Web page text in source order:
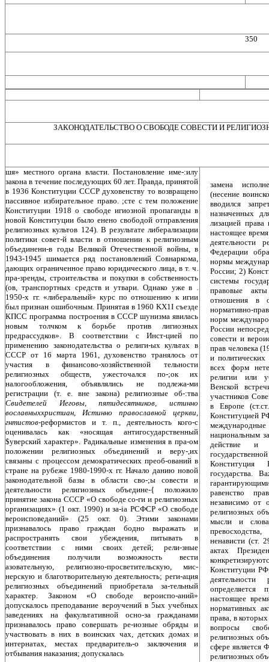
350
ЗАКОНОДАТЕЛЬСТВО О СВОБОДЕ СОВЕСТИ И
шя» местного органа власти. Постановление име-:илу
закона в течение последующих 60 лет. Правда, принятой
в 1936 Конституции СССР духовенству то возвращено
пассивное избирательное право. ;сте с тем положение
Конституции 1918 о свободе игиозной пропаганды в
новой Конституции было енено свободой отправления
религиозных культов 124). В результате либерализации
политики совет-й власти в отношении к религиозным
объединени-в годы Великой Отечественной войны, в
1943-1945 шимается ряд постановлений Совнаркома,
дающих ограниченное право юридического лица, в т. ч.
пра-зренды, строительства и покупки в собственность
(ов, транспортных средств и утвари. Однако уже в .
1950-х гг. «либеральный» курс по отношению к игии
был признан ошибочным. Принятая в 1960 KX1I съезде
КПСС программа построения в СССР шунизма явилась
новым толчком к борьбе против лигиозных
предрассудков». В соответствии с Инст-цией по
применению законодательства о религи-ых культах в
СССР от 16 марта 1961, духовенство транялось от
участия в финансово-хозяйственной тельности
религиозных обществ, ужесточался по-;ок их
налогообложения, объявлялись не подлежа-ми
регистрации (т. е. вне закона) религиозные об-:тва
Свидетелей Иеговы, пятидесятников, истинно
вославныххристиан, Истинно православной церкви,
гнтистов-реформистов и т. п., деятельность кого-с
оценивалась как «носящая антигосударственный
$уверский характер». Радикальные изменения в пра-ом
положении религиозных объединений и веру-,их
связаны с процессом демократических преоб-ований в
стране на рубеже 1980-1990-х гг. Начало данию новой
законодательной базы в области сво-;ы совести и
деятельности религиозных объедине-{ положило
принятие закона СССР «О свободе со-ги и религиозных
организациях» (1 окт. 1990) и за-ia РСФСР «О свободе
вероисповеданий» (25 окт. 0). Этими законами
признавалось право граждан бодно выражать и
распространять свои убеждения, питывать в
соответствии с ними своих детей; рели-зные
объединения получили возможность вести
азовательную, религиозно-просветительскую, мис-
нерскую и благотворительную деятельность; реги-ация
религиозных объединений приобретала за-тельный
характер. Законом «О свободе вероиспо-аний»
допускалось преподавание вероучений в 5ых учебных
заведениях на факультативной осно-за гражданами
признавалось право совершать ре-иозные обряды и
участвовать в них в воинских ча­х, детских домах и
интернатах, местах предваритель-о заключения и
отбывания наказания; допускалась
замена
(несение
вводился
назначенных
лизацией
настоящее
деятельности
Федерации
нормы
России; 2)
системы
правовые
отношения в
нормативно-
норм
России
совести и
прав че­ловека
и
всех форм
религии или
Венской
участников
в Европе
Конституцией
национальным
действие и
Конституция
государства.
равенство
независимо от
религиозных
мысли и
ненависти (ст.
актах
Конституции
определяется
настоящее
нормативных
права, в
вопросы
религиозных
сфере является
религиозных